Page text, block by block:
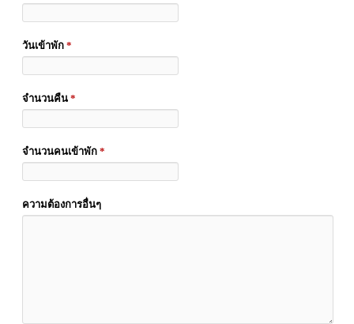
วันเข้าพัก *
จำนวนคืน *
จำนวนคนเข้าพัก *
ความต้องการอื่นๆ